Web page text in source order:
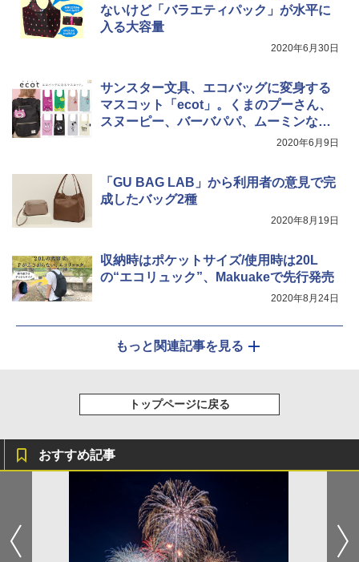
保護 日光可読lcd 7種類ノズル付き
￥7,299
ないけど「バラエティパック」が水平に
入る大容量
2020年6月30日
サンスター文具、エコバッグに変身する
マスコット「ecot」。くまのプーさん、
スヌーピー、バーバパパ、ムーミンなど
2020年6月9日
「GU BAG LAB」から利用者の意見で完
成したバッグ2種
2020年8月19日
収納時はポケットサイズ/使用時は20L
の“エコリュック”、Makuakeで先行発売
2020年8月24日
もっと関連記事を見る
トップページに戻る
おすすめ記事